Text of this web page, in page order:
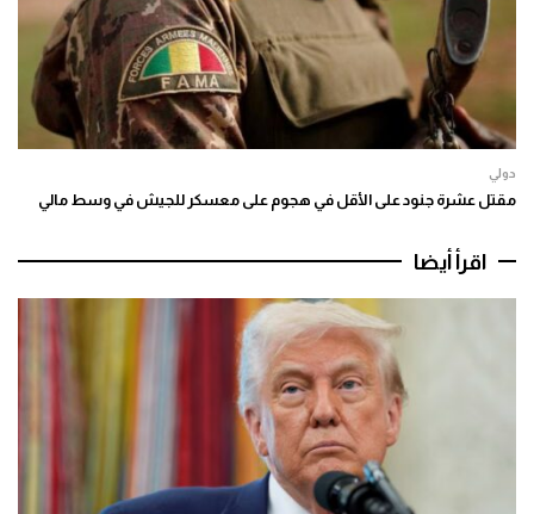
دولي
مقتل عشرة جنود على الأقل في هجوم على معسكر للجيش في وسط مالي
اقرأ أيضا